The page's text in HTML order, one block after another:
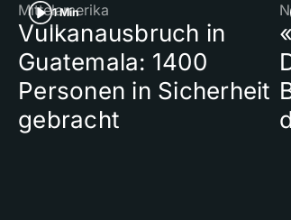
1 Min
Mittelamerika
Vulkanausbruch in
Guatemala: 1400
Personen in Sicherheit
gebracht